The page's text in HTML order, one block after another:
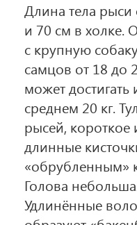
Длина тела рыси
и 70 см в холке.
с крупную
самцов от 18 до
может достигать
среднем 20 кг.
рысей,
длинные
«обрубленным»
Голова
Удлинённые